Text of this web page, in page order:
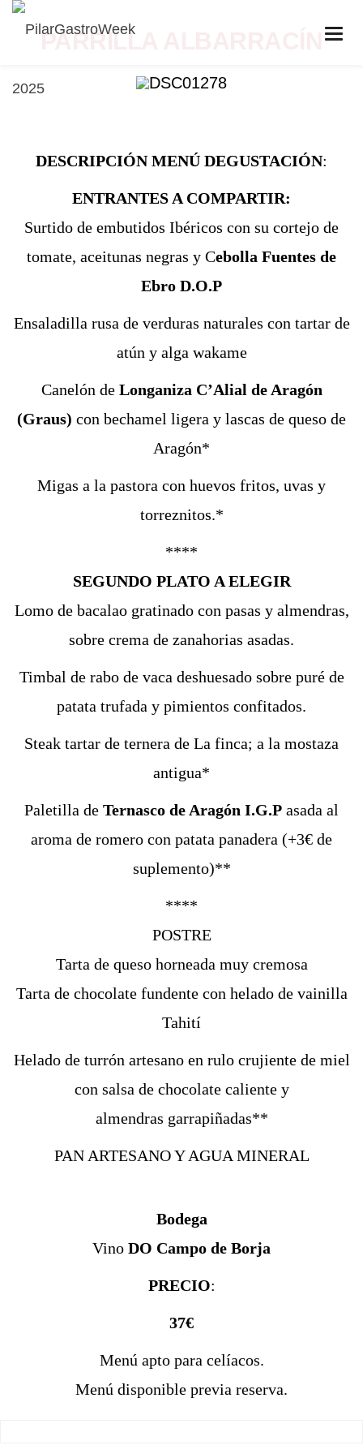
PARRILLA ALBARRACÍN
DESCRIPCIÓN MENÚ DEGUSTACIÓN:
ENTRANTES A COMPARTIR:
Surtido de embutidos Ibéricos con su cortejo de
tomate, aceitunas negras y Cebolla Fuentes de
Ebro D.O.P
Ensaladilla rusa de verduras naturales con tartar de
atún y alga wakame
Canelón de Longaniza C’Alial de Aragón
(Graus) con bechamel ligera y lascas de queso de
Aragón*
Migas a la pastora con huevos fritos, uvas y
torreznitos.*
****
SEGUNDO PLATO A ELEGIR
Lomo de bacalao gratinado con pasas y almendras,
sobre crema de zanahorias asadas.
Timbal de rabo de vaca deshuesado sobre puré de
patata trufada y pimientos confitados.
Steak tartar de ternera de La finca; a la mostaza
antigua*
Paletilla de Ternasco de Aragón I.G.P asada al
aroma de romero con patata panadera (+3€ de
suplemento)**
****
POSTRE
Tarta de queso horneada muy cremosa
Tarta de chocolate fundente con helado de vainilla
Tahití
Helado de turrón artesano en rulo crujiente de miel
con salsa de chocolate caliente y
almendras garrapiñadas**
PAN ARTESANO Y AGUA MINERAL
Bodega
Vino DO Campo de Borja
PRECIO:
37€
Menú apto para celíacos.
Menú disponible previa reserva.